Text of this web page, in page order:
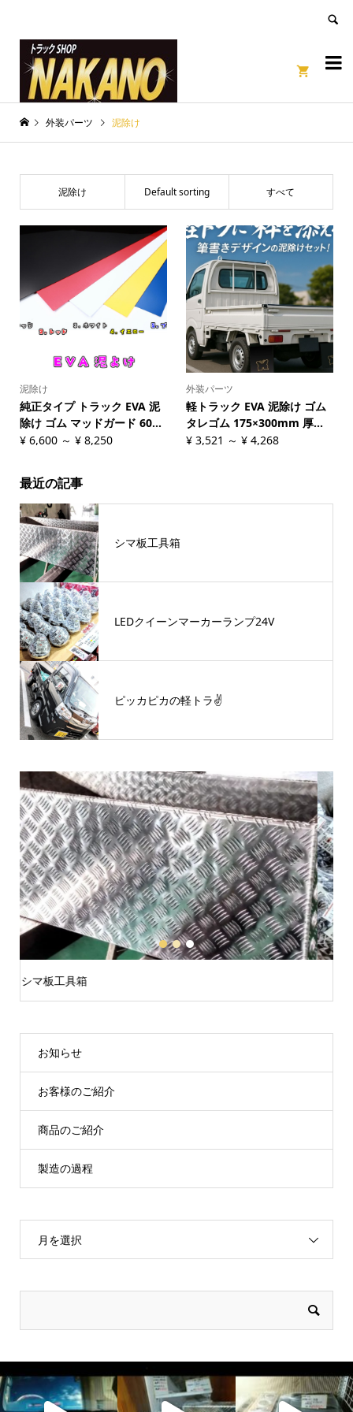


外装パーツ 泥除け
泥除け Default sorting すべて
泥除け
純正タイプ トラック EVA 泥
除け ゴム マッドガード 60...
¥6,600～ ¥8,250
外装パーツ
軽トラック EVA 泥除け ゴム
タレゴム 175×300mm 厚...
¥ 3,521 ～¥ 4,268
最近の記事
シマ板工具箱
LEDクイーンマーカーランプ24V
ピッカピカの軽トラ✌
LEDクイーンマーカーランプ24V
1 2 3
お知らせ
お客様のご紹介
商品のご紹介
製造の過程
月を選択